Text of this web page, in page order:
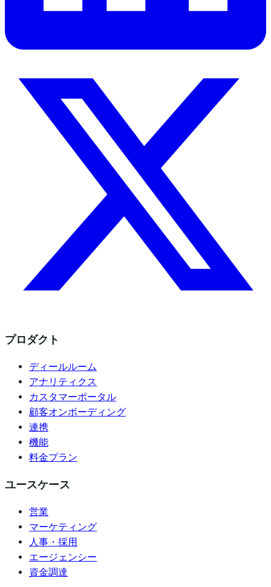
プロダクト
ディールルーム
アナリティクス
カスタマーポータル
顧客オンボーディング
連携
機能
料金プラン
ユースケース
営業
マーケティング
人事・採用
エージェンシー
資金調達